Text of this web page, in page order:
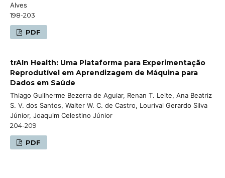
Alves
198-203
PDF
trAIn Health: Uma Plataforma para Experimentação
Reprodutível em Aprendizagem de Máquina para
Dados em Saúde
Thiago Guilherme Bezerra de Aguiar, Renan T. Leite, Ana Beatriz
S. V. dos Santos, Walter W. C. de Castro, Lourival Gerardo Silva
Júnior, Joaquim Celestino Júnior
204-209
PDF